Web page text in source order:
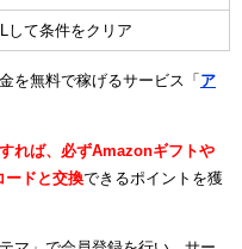
して条件をクリア
を無料で稼げるサービス「 ア
れば、必ずAmazonギフトや
ドと交換できるポイントを獲